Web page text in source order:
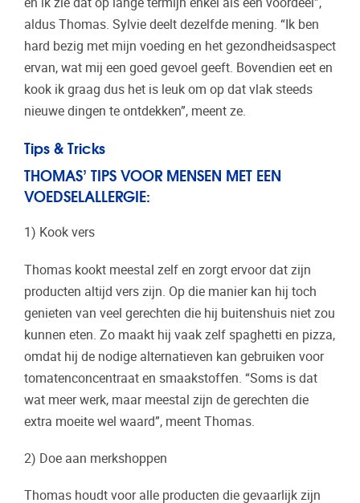
aldus Thomas. Sylvie deelt dezelfde mening. “Ik ben
hard bezig met mijn voeding en het gezondheidsaspect
ervan, wat mij een goed gevoel geeft. Bovendien eet en
kook ik graag dus het is leuk om op dat vlak steeds
nieuwe dingen te ontdekken”, meent ze.
Tips & Tricks
THOMAS’ TIPS VOOR MENSEN MET EEN
VOEDSELALLERGIE:
1) Kook vers
Thomas kookt meestal zelf en zorgt ervoor dat zijn
producten altijd vers zijn. Op die manier kan hij toch
genieten van veel gerechten die hij buitenshuis niet zou
kunnen eten. Zo maakt hij vaak zelf spaghetti en pizza,
omdat hij de nodige alternatieven kan gebruiken voor
tomatenconcentraat en smaakstoffen. “Soms is dat
wat meer werk, maar meestal zijn de gerechten die
extra moeite wel waard”, meent Thomas.
2) Doe aan merkshoppen
Thomas houdt voor alle producten die gevaarlijk zijn